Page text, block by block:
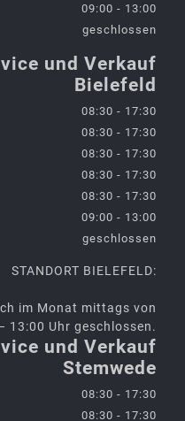
09:00 - 13:00
geschlossen
und Verkauf
Bielefeld
08:30 - 17:30
08:30 - 17:30
08:30 - 17:30
08:30 - 17:30
08:30 - 17:30
09:00 - 13:00
geschlossen
STANDORT BIELEFELD:
im Monat mittags von
13:00 Uhr geschlossen.
und Verkauf
Stemwede
08:30 - 17:30
08:30 - 17:30